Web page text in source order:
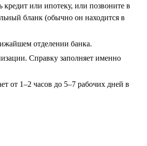
или ипотеку, или позвоните в
бланк (обычно он находится в
отделении банка.
Справку заполняет именно
от 1–2 часов до 5–7 рабочих дней в